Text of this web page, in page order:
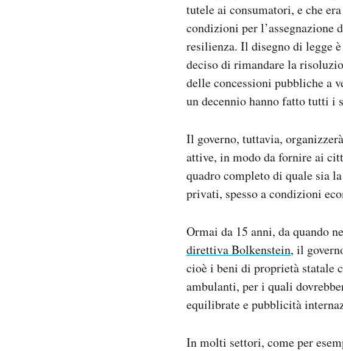
tutele ai consumatori, e che
condizioni per l’assegnazione
resilienza. Il disegno di legge
deciso di rimandare la
delle concessioni pubbliche a
un decennio hanno fatto tutti i
Il governo, tuttavia,
attive, in modo da fornire ai
quadro completo di quale sia
privati, spesso a condizioni
Ormai da 15 anni, da quando
direttiva Bolkenstein, il
cioè i beni di proprietà statale
ambulanti, per i quali
equilibrate e pubblicità
In molti settori, come per